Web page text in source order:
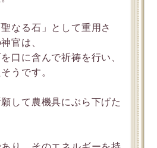
なる石」として重用さ
官は、
口に含んで祈祷を行い、
うです。
して農機具にぶら下げた